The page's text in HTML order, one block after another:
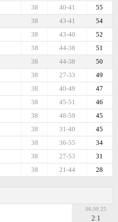
55
40-41
38
54
43-41
38
52
43-40
38
51
44-38
38
50
44-38
38
49
27-33
38
47
40-49
38
46
45-51
38
45
48-59
38
45
31-40
38
34
36-55
38
31
27-53
38
28
21-44
38
06.09.25
2:1